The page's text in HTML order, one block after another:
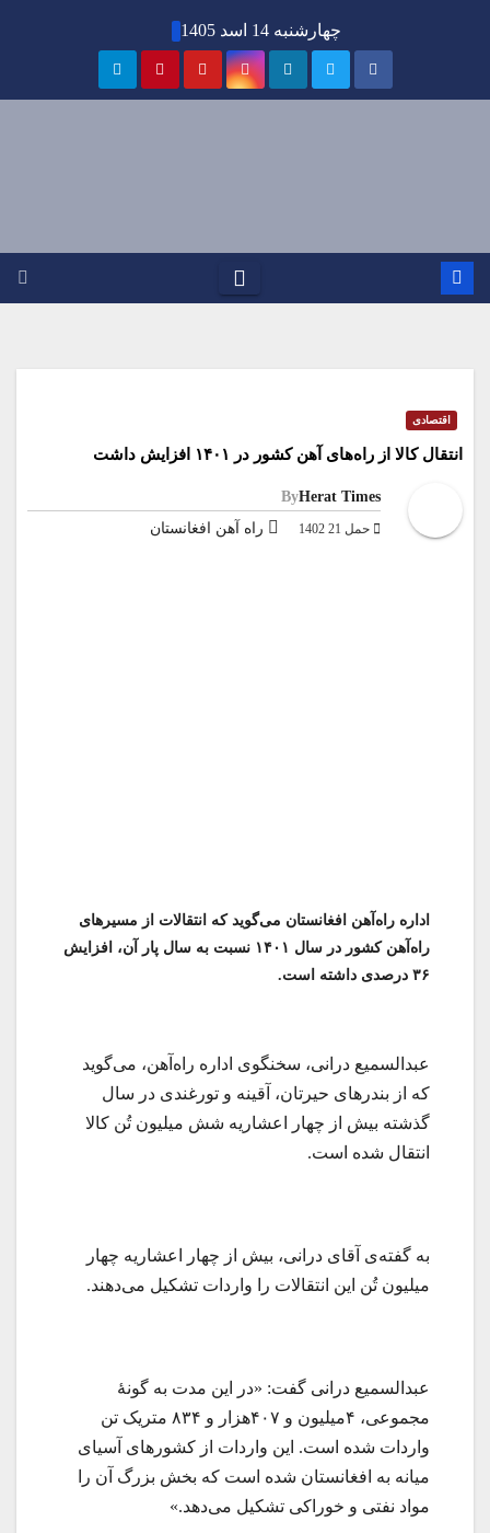
چهارشنبه 14 اسد 1405
اقتصادی
انتقال کالا از راه‌های آهن کشور در ۱۴۰۱ افزایش داشت
ByHerat Times
حمل 21 1402 راه آهن افغانستان
اداره راه‌آهن افغانستان می‌گوید که انتقالات از مسیرهای
راه‌آهن کشور در سال ۱۴۰۱ نسبت به سال پار آن، افزایش
۳۶ درصدی داشته است.
عبدالسمیع درانی، سخنگوی اداره راه‌آهن، می‌گوید
که از بندرهای حیرتان، آقینه و تورغندی در سال
گذشته بیش از چهار اعشاریه شش میلیون تُن کالا
انتقال شده است.
به گفته‌ی آقای درانی، بیش از چهار اعشاریه چهار
میلیون تُن این انتقالات را واردات تشکیل می‌دهند.
عبدالسمیع درانی گفت: «در این مدت به گونۀ
مجموعی، ۴میلیون و ۴۰۷هزار و ۸۳۴ متریک تن
واردات شده است. این واردات از کشورهای آسیای
میانه به افغانستان شده است که بخش بزرگ آن را
مواد نفتی و خوراکی تشکیل می‌دهد.»